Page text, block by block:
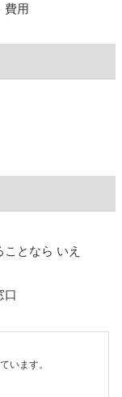
費用
となら いえ
口
います。